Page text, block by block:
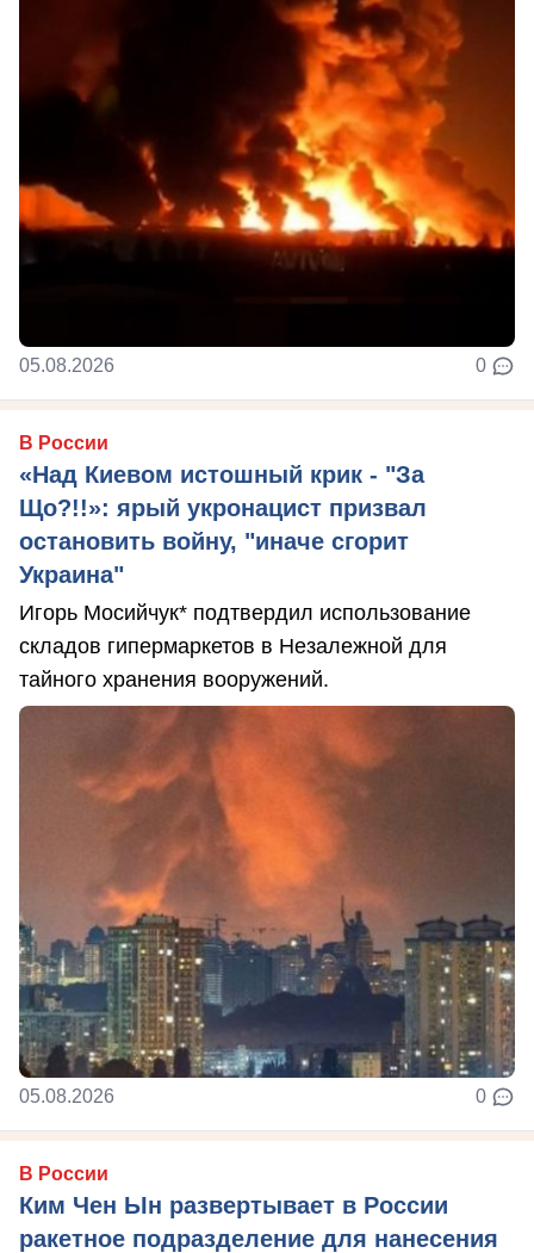
05.08.2026 0
В России
«Над Киевом истошный крик - "За
Що?!!»: ярый укронацист призвал
остановить войну, "иначе сгорит
Украина"
Игорь Мосийчук* подтвердил использование
складов гипермаркетов в Незалежной для
тайного хранения вооружений.
05.08.2026 0
В России
Ким Чен Ын развертывает в России
ракетное подразделение для нанесения